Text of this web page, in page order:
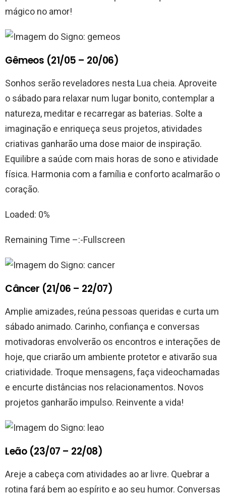
mágico no amor!
Gêmeos (21/05 – 20/06)
Sonhos serão reveladores nesta Lua cheia. Aproveite
o sábado para relaxar num lugar bonito, contemplar a
natureza, meditar e recarregar as baterias. Solte a
imaginação e enriqueça seus projetos, atividades
criativas ganharão uma dose maior de inspiração.
Equilibre a saúde com mais horas de sono e atividade
física. Harmonia com a família e conforto acalmarão o
coração.
Loaded: 0%
Remaining Time –:-Fullscreen
Câncer (21/06 – 22/07)
Amplie amizades, reúna pessoas queridas e curta um
sábado animado. Carinho, confiança e conversas
motivadoras envolverão os encontros e interações de
hoje, que criarão um ambiente protetor e ativarão sua
criatividade. Troque mensagens, faça videochamadas
e encurte distâncias nos relacionamentos. Novos
projetos ganharão impulso. Reinvente a vida!
Leão (23/07 – 22/08)
Areje a cabeça com atividades ao ar livre. Quebrar a
rotina fará bem ao espírito e ao seu humor. Conversas